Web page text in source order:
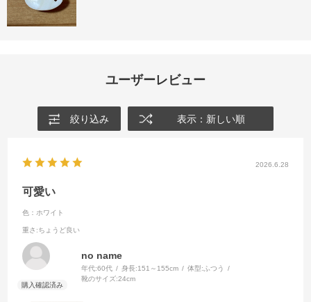
ユーザーレビュー
絞り込み 表示：新しい順
2026.6.28
可愛い
色：ホワイト
重さ :ちょうど良い
no name
年代:60代 身長:151～155cm 体型: ふつう
靴のサイズ:24cm